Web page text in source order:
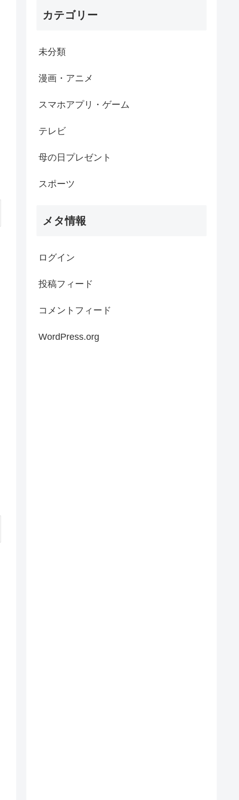
カテゴリー
未分類
漫画・アニメ
スマホアプリ・ゲーム
テレビ
母の日プレゼント
スポーツ
メタ情報
ログイン
投稿フィード
コメントフィード
WordPress.org